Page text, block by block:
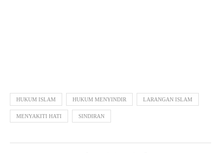
HUKUM ISLAM HUKUM MENYINDIR LARANGAN ISLAM
MENYAKITI HATI SINDIRAN